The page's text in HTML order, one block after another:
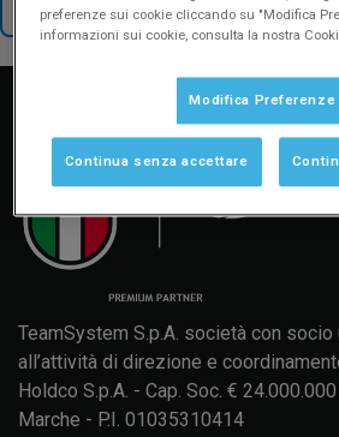
TORNA AL SUPPORTO
TeamSystem S.p.A. società con
all’attività di direzione e
Holdco S.p.A. - Cap. Soc. € 24.000.000
Marche - P.I. 01035310414
preferenze sui cookie cliccando su "Modifica
informazioni sui cookie, consulta la nostra
Modifica Preferenze
Continua senza accettare